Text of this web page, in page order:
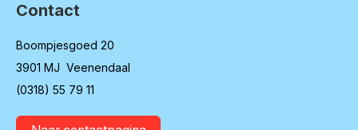
Contact
Boompjesgoed 20
3901 MJ Veenendaal
(0318) 55 79 11